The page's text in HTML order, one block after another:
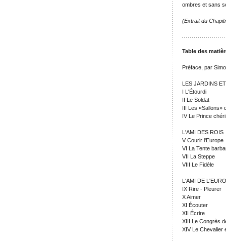
ombres et sans
(Extrait du
Table des
Préface, par
LES JARDINS
I L'Étourdi
II Le Soldat
III Les «Sallons»
IV Le Prince chéri
L'AMI DES ROIS
V Courir l'Europe
VI La Tente
VII La Steppe
VIII Le Fidèle
L'AMI DE
IX Rire - Pleurer
X Aimer
XI Écouter
XII Écrire
XIII Le Congrès
XIV Le Chevalier